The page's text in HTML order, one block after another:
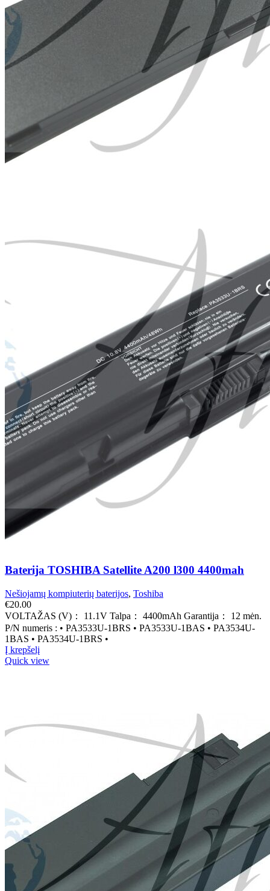
Baterija TOSHIBA Satellite A200 l300 4400mah
Nešiojamų kompiuterių baterijos, Toshiba
€20.00
VOLTAŽAS (V)： 11.1V Talpa： 4400mAh Garantija： 12 mėn.
P/N numeris : • PA3533U-1BRS • PA3533U-1BAS • PA3534U-
1BAS • PA3534U-1BRS •
Į krepšelį
Quick view